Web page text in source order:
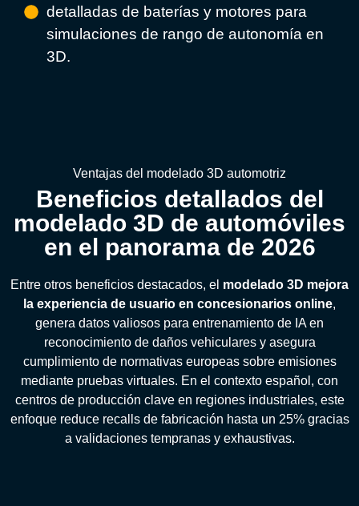
detalladas de baterías y motores para
simulaciones de rango de autonomía en
3D.
Ventajas del modelado 3D automotriz
Beneficios detallados del
modelado 3D de automóviles
en el panorama de 2026
Entre otros beneficios destacados, el modelado 3D mejora
la experiencia de usuario en concesionarios online,
genera datos valiosos para entrenamiento de IA en
reconocimiento de daños vehiculares y asegura
cumplimiento de normativas europeas sobre emisiones
mediante pruebas virtuales. En el contexto español, con
centros de producción clave en regiones industriales, este
enfoque reduce recalls de fabricación hasta un 25% gracias
a validaciones tempranas y exhaustivas.